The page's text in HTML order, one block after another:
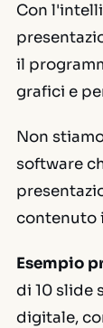
Con
il
grafici e
Non
software
contenuto
Esempio
di 10 slide
digitale,